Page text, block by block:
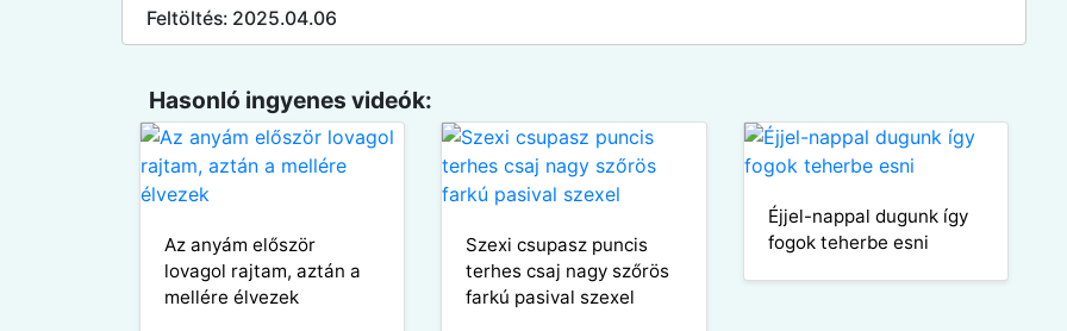
Feltöltés: 2025.04.06
Hasonló ingyenes videók:
Az anyám először
lovagol rajtam, aztán a
mellére élvezek
Szexi csupasz puncis
terhes csaj nagy szőrös
farkú pasival szexel
Éjjel-nappal dugunk így
fogok teherbe esni